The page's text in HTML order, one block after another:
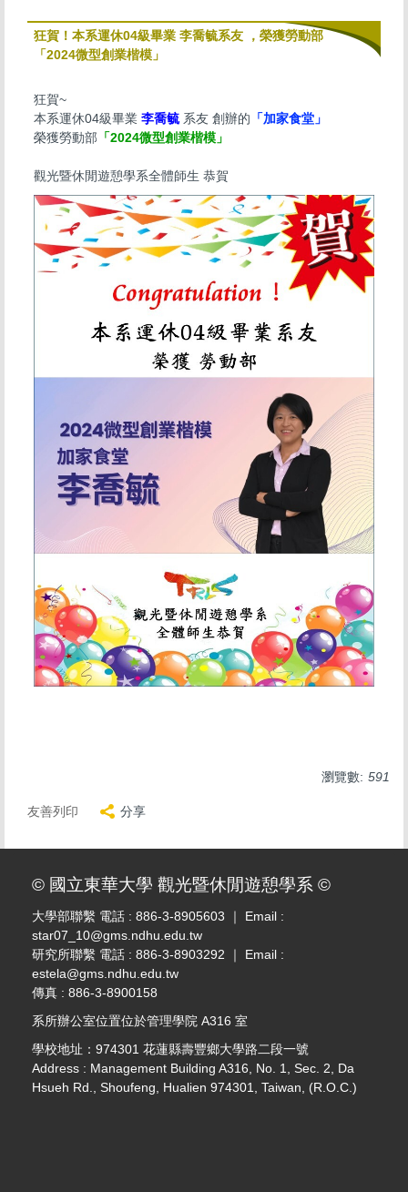
狂賀！本系運休04級畢業 李喬毓系友 ，榮獲勞動部
「2024微型創業楷模」
狂賀~
本系運休04級畢業 李喬毓 系友 創辦的 「加家食堂」
榮獲勞動部 「2024微型創業楷模」
觀光暨休閒遊憩學系全體師生 恭賀
瀏覽數: 591
友善列印 分享
© 國立東華大學 觀光暨休閒遊憩學系 ©
大學部聯繫 電話 : 886-3-8905603 ｜ Email :
star07_10@gms.ndhu.edu.tw
研究所聯繫 電話 : 886-3-8903292 ｜ Email :
estela@gms.ndhu.edu.tw
傳真 : 886-3-8900158
系所辦公室位置位於管理學院 A316 室
學校地址：974301 花蓮縣壽豐鄉大學路二段一號
Address : Management Building A316, No. 1, Sec. 2, Da
Hsueh Rd., Shoufeng, Hualien 974301, Taiwan, (R.O.C.)